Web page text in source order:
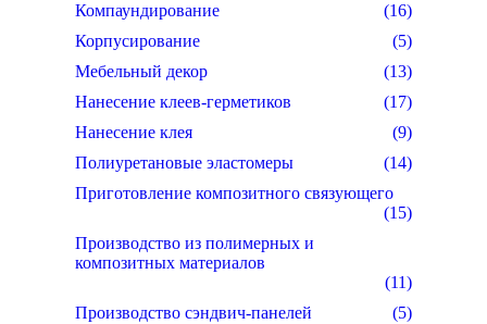
Компаундирование
(16)
Корпусирование
(5)
Мебельный декор
(13)
Нанесение клеев-герметиков
(17)
Нанесение клея
(9)
Полиуретановые эластомеры
(14)
Приготовление композитного связующего
(15)
Производство из полимерных и
композитных материалов
(11)
Производство сэндвич-панелей
(5)